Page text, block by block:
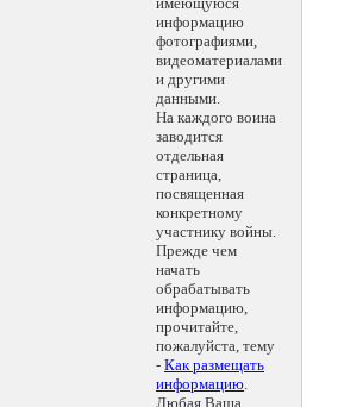
информацию
фотографиями,
видеоматериалами
и другими
данными.
На каждого воина
заводится
отдельная
страница,
посвященная
конкретному
участнику войны.
Прежде чем
начать
обрабатывать
информацию,
прочитайте,
пожалуйста, тему
- Как размещать
информацию.
Любая Ваша